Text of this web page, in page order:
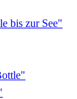
bis zur See"